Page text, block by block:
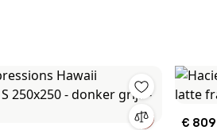
€ 809